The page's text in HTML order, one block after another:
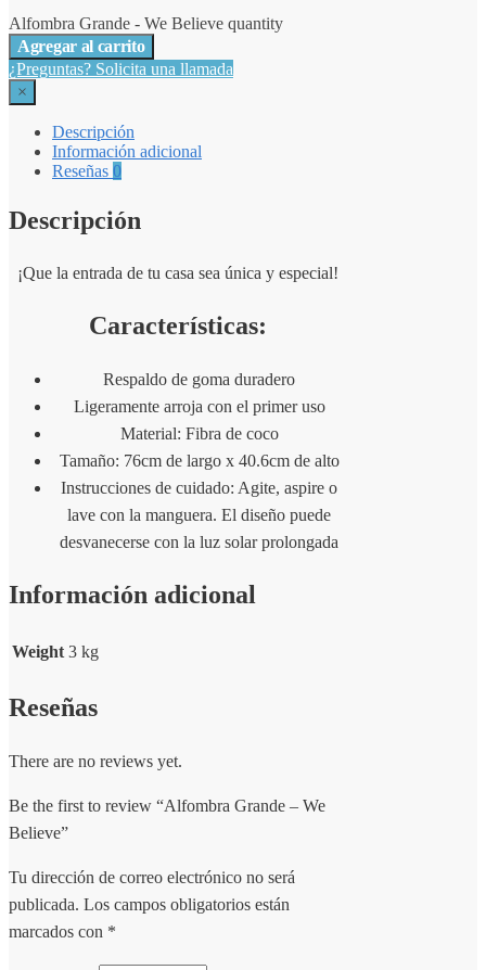
Alfombra Grande - We Believe quantity
Agregar al carrito
¿Preguntas? Solicita una llamada
×
Descripción
Información adicional
Reseñas 0
Descripción
¡Que la entrada de tu casa sea única y especial!
Características:
Respaldo de goma duradero
Ligeramente arroja con el primer uso
Material: Fibra de coco
Tamaño: 76cm de largo x 40.6cm de alto
Instrucciones de cuidado: Agite, aspire o
lave con la manguera. El diseño puede
desvanecerse con la luz solar prolongada
Información adicional
Weight 3 kg
Reseñas
There are no reviews yet.
Be the first to review “Alfombra Grande – We
Believe”
Tu dirección de correo electrónico no será
publicada. Los campos obligatorios están
marcados con *